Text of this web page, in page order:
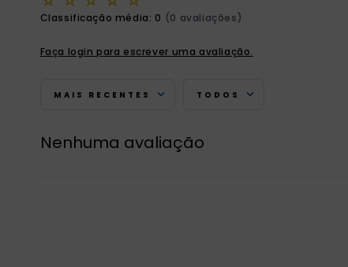
Classificação média: 0 (0 avaliações)
Faça login para escrever uma avaliação.
MAIS RECENTES TODOS
Nenhuma avaliação